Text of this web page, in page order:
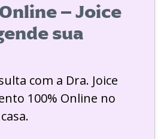
– Joice
sua
com a Dra. Joice
100% Online no